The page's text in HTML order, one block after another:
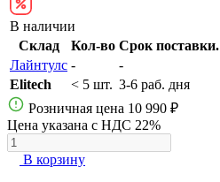
В наличии
Склад
Кол-во Срок поставки.
Лайнтулс -
-
Elitech
< 5 шт. 3-6 раб. дня
Розничная цена 10 990 ₽
Цена указана с НДС 22%
В корзину